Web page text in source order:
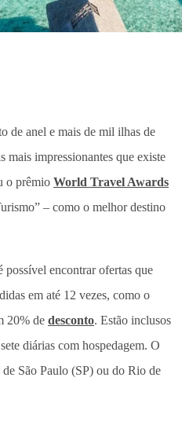
de anel e mais de mil ilhas de
mais impressionantes que existe
o prêmio World Travel Awards
– como o melhor destino
possível encontrar ofertas que
em até 12 vezes, como o
20% de desconto. Estão inclusos
diárias com hospedagem. O
São Paulo (SP) ou do Rio de